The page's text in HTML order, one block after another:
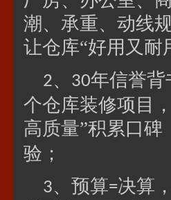
潮、承重、动线
让仓库“好用又耐
2、 30年信誉背
个仓库装修项目
高质量”积累口
验；
3、 预算=决算